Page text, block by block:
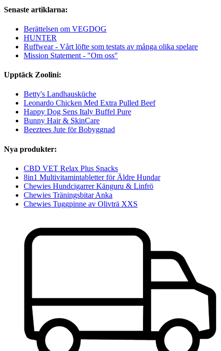
Senaste artiklarna:
Berättelsen om VEGDOG
HUNTER
Ruffwear - Vårt löfte som testats av många olika spelare
Mission Statement - "Om oss"
Upptäck Zoolini:
Betty's Landhausküche
Leonardo Chicken Med Extra Pulled Beef
Happy Dog Sens Italy Buffel Pure
Bunny Hair & SkinCare
Beeztees Jute för Bobyggnad
Nya produkter:
CBD VET Relax Plus Snacks
8in1 Multivitamintabletter för Äldre Hundar
Chewies Hundcigarrer Känguru & Linfrö
Chewies Träningsbitar Anka
Chewies Tuggpinne av Olivträ XXS